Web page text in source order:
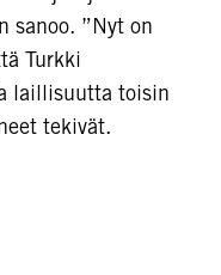
sanoo. ”Nyt on
Turkki
laillisuutta toisin
tekivät.